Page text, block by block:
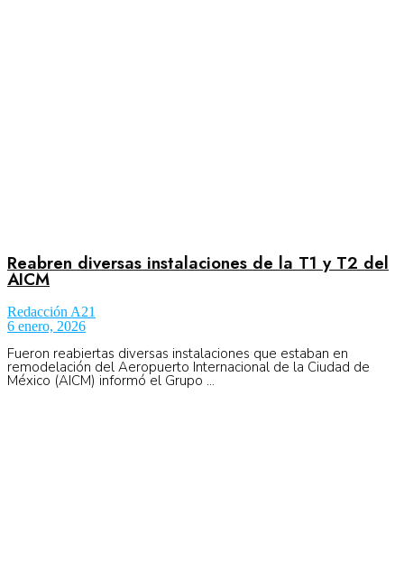
Reabren diversas instalaciones de la T1 y T2 del
AICM
Redacción A21
6 enero, 2026
Fueron reabiertas diversas instalaciones que estaban en
remodelación del Aeropuerto Internacional de la Ciudad de
México (AICM) informó el Grupo ...